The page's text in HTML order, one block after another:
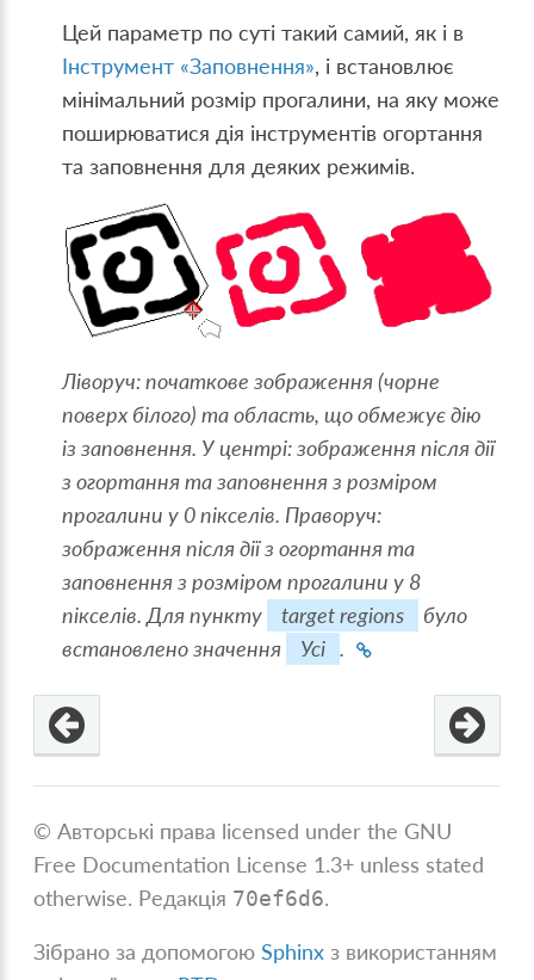
Цей параметр по суті такий самий, як і в
Інструмент «Заповнення», і встановлює
мінімальний розмір прогалини, на яку може
поширюватися дія інструментів огортання
та заповнення для деяких режимів.
Ліворуч: початкове зображення (чорне
поверх білого) та область, що обмежує дію
із заповнення. У центрі: зображення після дії
з огортання та заповнення з розміром
прогалини у 0 пікселів. Праворуч:
зображення після дії з огортання та
заповнення з розміром прогалини у 8
пікселів. Для пункту
target regions
було
встановлено значення
Усі .
© Авторські права licensed under the GNU
Free Documentation License 1.3+ unless stated
otherwise. Редакція 70ef6d6.
Зібрано за допомогоюSphinx з використанням